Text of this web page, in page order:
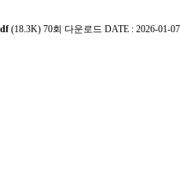
(18.3K) 70회 다운로드 DATE : 2026-01-07